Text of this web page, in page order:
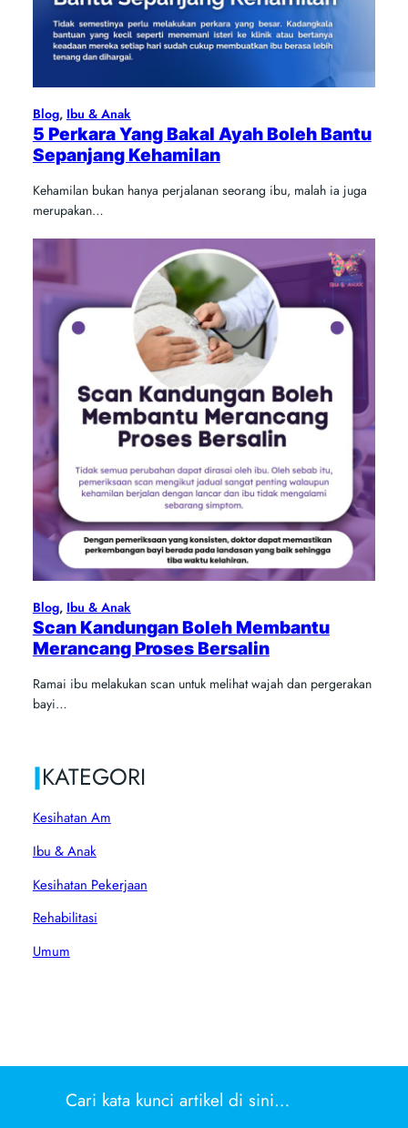
Blog, Ibu & Anak
5 Perkara Yang Bakal Ayah Boleh Bantu
Sepanjang Kehamilan
Kehamilan bukan hanya perjalanan seorang ibu, malah ia juga
merupakan…
Blog, Ibu & Anak
Scan Kandungan Boleh Membantu
Merancang Proses Bersalin
Ramai ibu melakukan scan untuk melihat wajah dan pergerakan
bayi…
|KATEGORI
Kesihatan Am
Ibu & Anak
Kesihatan Pekerjaan
Rehabilitasi
Umum
Cari kata kunci artikel di sini…